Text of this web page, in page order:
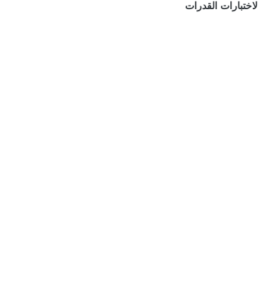
لاختبارات القدرات